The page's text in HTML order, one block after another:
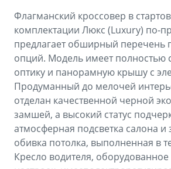
Флагманский кроссовер в
комплектации Люкс (Luxury) по-
предлагает обширный перечень
опций. Модель имеет полностью
оптику и панорамную крышу с
Продуманный до мелочей
отделан качественной черной
замшей, а высокий статус
атмосферная подсветка салона
обивка потолка, выполненная в
Кресло водителя,